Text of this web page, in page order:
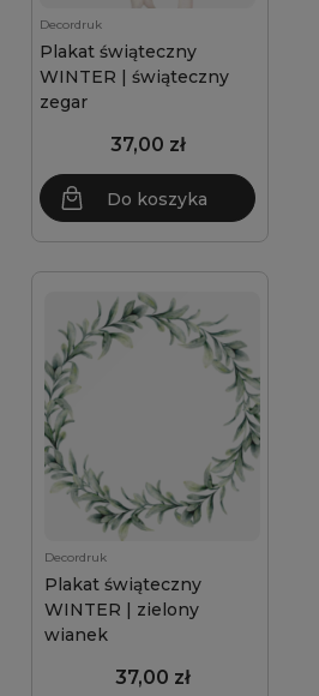
Decordruk
Plakat świąteczny
WINTER | świąteczny
zegar
37,00 zł
Do koszyka
Decordruk
Plakat świąteczny
WINTER | zielony
wianek
37,00 zł